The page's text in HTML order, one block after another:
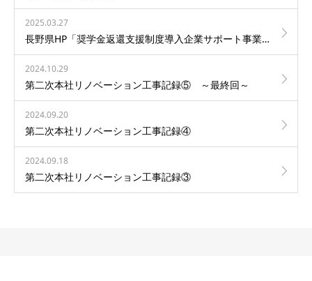
2025.03.27
長野県HP「奨学金返還支援制度導入企業サポート事業」ページに当社社員が掲載されました！
2024.10.29
第二次本社リノベーション工事記録⑤ ～最終回～
2024.09.20
第二次本社リノベーション工事記録④
2024.09.18
第二次本社リノベーション工事記録③